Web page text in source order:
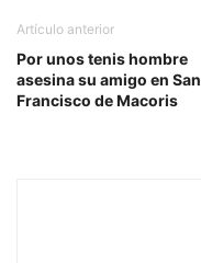
Artículo anterior
Por unos tenis hombre
asesina su amigo en San
Francisco de Macoris